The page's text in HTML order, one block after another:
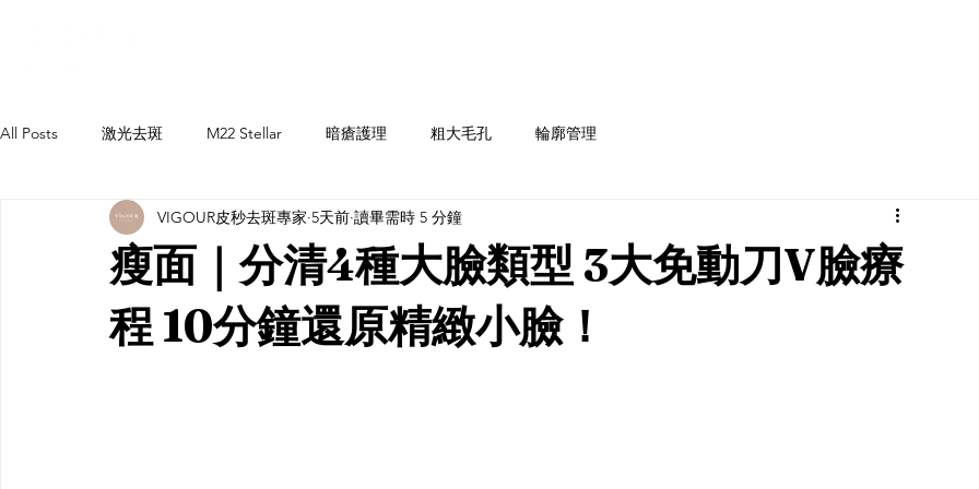
All Posts 激光去斑 M22 Stellar 暗瘡護理 粗大毛孔 輪廓管理
瘦面｜分清4種大臉類型 3大免動刀V臉療
程 10分鐘還原精緻小臉！
VIGOUR皮秒去斑專家 5天前 讀畢需時 5 分鐘